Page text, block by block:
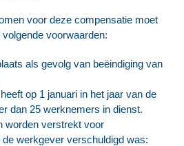
voor deze compensatie moet
voorwaarden:
als gevolg van beëindiging van
op 1 januari in het jaar van de
dan 25 werknemers in dienst.
worden verstrekt voor
de werkgever verschuldigd was: